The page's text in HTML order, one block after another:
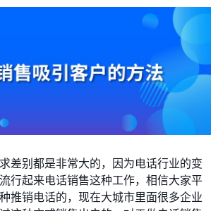
差别都是非常大的，因为电话行业的变
行起来电话销售这种工作，相信大家平
推销电话的，现在大城市里面很多企业